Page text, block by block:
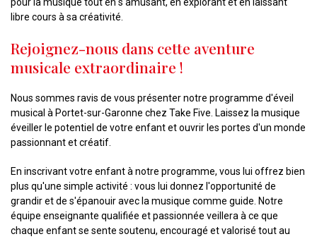
libre cours à sa créativité.
Rejoignez-nous dans cette aventure
musicale extraordinaire !
Nous sommes ravis de vous présenter notre programme d'éveil
musical à Portet-sur-Garonne chez Take Five. Laissez la musique
éveiller le potentiel de votre enfant et ouvrir les portes d'un monde
passionnant et créatif.
En inscrivant votre enfant à notre programme, vous lui offrez bien
plus qu'une simple activité : vous lui donnez l'opportunité de
grandir et de s'épanouir avec la musique comme guide. Notre
équipe enseignante qualifiée et passionnée veillera à ce que
chaque enfant se sente soutenu, encouragé et valorisé tout au